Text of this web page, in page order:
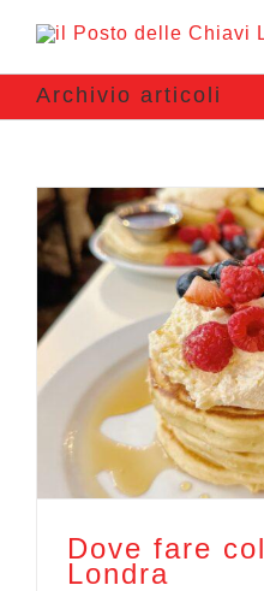
Archivio articoli
Dove fare
Londra